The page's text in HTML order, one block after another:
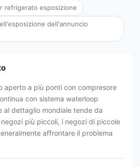
refrigerato esposizione
dell'annuncio
aperto a più ponti con compresore
con sistema waterloop
al dettaglio mondiale tende da
più piccoli, i negozi di piccole
affrontare il problema